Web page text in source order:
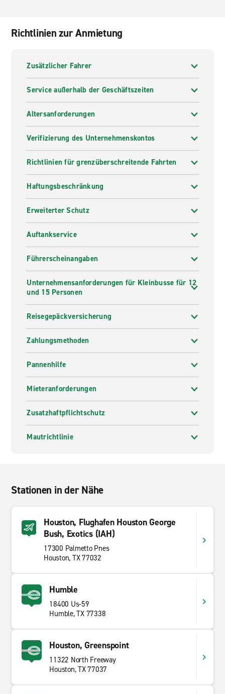
Richtlinien zur Anmietung
Zusätzlicher Fahrer
Service außerhalb der Geschäftszeiten
Altersanforderungen
Verifizierung des Unternehmenskontos
Richtlinien für grenzüberschreitende Fahrten
Haftungsbeschränkung
Erweiterter Schutz
Auftankservice
Führerscheinangaben
Unternehmensanforderungen für Kleinbusse für 12
und 15 Personen
Reisegepäckversicherung
Zahlungsmethoden
Pannenhilfe
Mieteranforderungen
Zusatzhaftpflichtschutz
Mautrichtlinie
Stationen in der Nähe
Houston, Flughafen Houston George
Bush, Exotics (IAH)
17300 Palmetto Pnes
Houston, TX 77032
Humble
18400 Us-59
Humble, TX 77338
Houston, Greenspoint
11322 North Freeway
Houston, TX 77037